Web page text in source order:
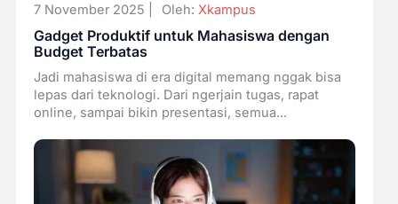
7 November 2025 | Oleh: Xkampus
Gadget Produktif untuk Mahasiswa dengan
Budget Terbatas
Jadi mahasiswa di era digital memang nggak bisa
lepas dari teknologi. Dari ngerjain tugas, rapat
online, sampai bikin presentasi, semua...